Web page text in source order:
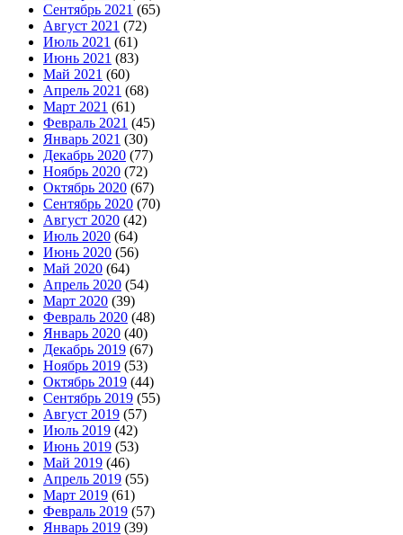
Сентябрь 2021 (65)
Август 2021 (72)
Июль 2021 (61)
Июнь 2021 (83)
Май 2021 (60)
Апрель 2021 (68)
Март 2021 (61)
Февраль 2021 (45)
Январь 2021 (30)
Декабрь 2020 (77)
Ноябрь 2020 (72)
Октябрь 2020 (67)
Сентябрь 2020 (70)
Август 2020 (42)
Июль 2020 (64)
Июнь 2020 (56)
Май 2020 (64)
Апрель 2020 (54)
Март 2020 (39)
Февраль 2020 (48)
Январь 2020 (40)
Декабрь 2019 (67)
Ноябрь 2019 (53)
Октябрь 2019 (44)
Сентябрь 2019 (55)
Август 2019 (57)
Июль 2019 (42)
Июнь 2019 (53)
Май 2019 (46)
Апрель 2019 (55)
Март 2019 (61)
Февраль 2019 (57)
Январь 2019 (39)